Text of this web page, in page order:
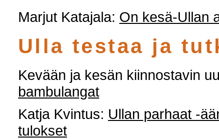
Marjut Katajala: On kesä-Ullan
Ulla testaa ja
Kevään ja kesän kiinnostavin
bambulangat
Katja Kvintus: Ullan parhaat -
tulokset